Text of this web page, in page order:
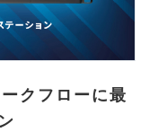
クフローに最